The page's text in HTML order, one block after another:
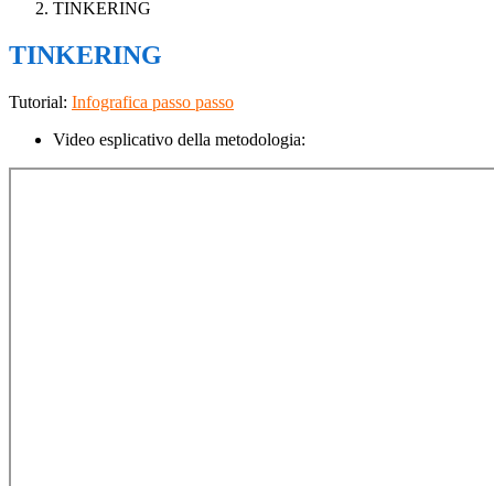
TINKERING
TINKERING
Tutorial: Infografica passo passo
Video esplicativo della metodologia: